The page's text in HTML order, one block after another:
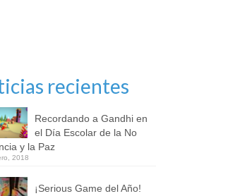
recientes
Recordando a Gandhi en
el Día Escolar de la No
y la Paz
2018
¡Serious Game del Año!